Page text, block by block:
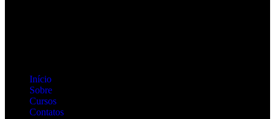
Início
Sobre
Cursos
Contatos